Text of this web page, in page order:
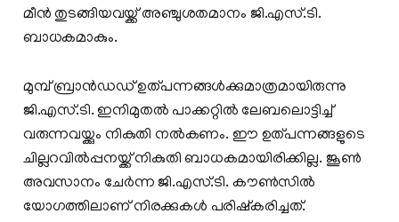
മീന്‍ തുടങ്ങിയവയ്ക്ക് അഞ്ചുശതമാനം ജി.എസ്.ടി.
ബാധകമാകും.
മുമ്പ് ബ്രാന്‍ഡഡ് ഉത്പന്നങ്ങള്‍ക്കുമാത്രമായിരുന്നു
ജി.എസ്.ടി. ഇനിമുതല്‍ പാക്കറ്റില്‍ ലേബലൊട്ടിച്ച്
വരുന്നവയ്ക്കും നികുതി നല്‍കണം. ഈ ഉത്പന്നങ്ങളുടെ
ചില്ലറവിൽപ്പനയ്ക്ക് നികുതി ബാധകമായിരിക്കില്ല. ജൂണ്‍
അവസാനം ചേര്‍ന്ന ജി.എസ്.ടി. കൗണ്‍സില്‍
യോഗത്തിലാണ് നിരക്കുകള്‍ പരിഷ്കരിച്ചത്.